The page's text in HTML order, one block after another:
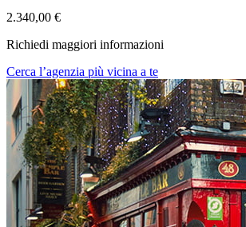
2.340,00 €
Richiedi maggiori informazioni
Cerca l’agenzia più vicina a te